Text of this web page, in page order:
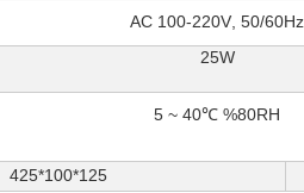
AC 100-220V, 50/60Hz
25W
5 ~ 40℃ %80RH
425*100*125